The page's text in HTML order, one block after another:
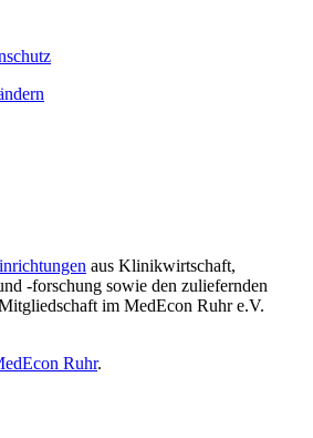
aus Klinikwirtschaft,
-forschung sowie den zuliefernden
im MedEcon Ruhr e.V.
Ruhr.